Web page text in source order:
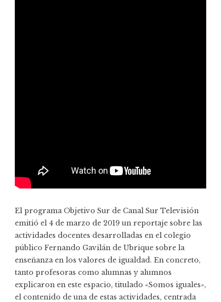
El programa Objetivo Sur de Canal Sur Televisión
emitió el 4 de marzo de 2019 un reportaje sobre las
actividades docentes desarrolladas en el colegio
público Fernando Gavilán de Ubrique sobre la
enseñanza en los valores de igualdad. En concreto,
tanto profesoras como alumnas y alumnos
explicaron en este espacio, titulado «Somos iguales»,
el contenido de una de estas actividades, centrada